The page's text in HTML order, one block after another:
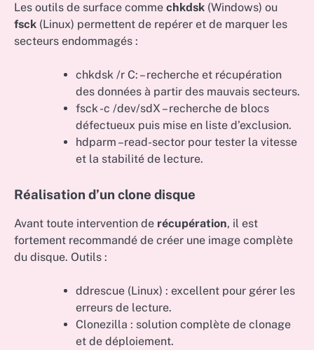
Les outils de surface comme chkdsk (Windows) ou
fsck (Linux) permettent de repérer et de marquer les
secteurs endommagés :
chkdsk /r C: – recherche et récupération
des données à partir des mauvais secteurs.
fsck -c /dev/sdX – recherche de blocs
défectueux puis mise en liste d’exclusion.
hdparm –read-sector pour tester la vitesse
et la stabilité de lecture.
Réalisation d’un clone disque
Avant toute intervention de récupération, il est
fortement recommandé de créer une image complète
du disque. Outils :
ddrescue (Linux) : excellent pour gérer les
erreurs de lecture.
Clonezilla : solution complète de clonage
et de déploiement.